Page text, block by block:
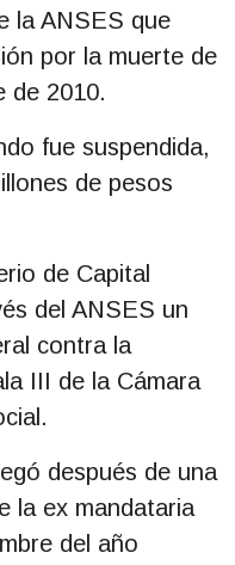
la ANSES que
por la muerte de
de 2010.
fue suspendida,
de pesos
de Capital
del ANSES un
contra la
III de la Cámara
después de una
la ex mandataria
del año